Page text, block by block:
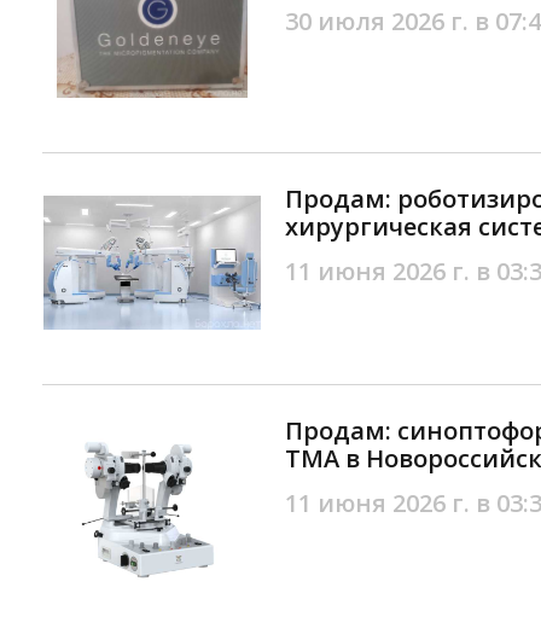
30 июля 2026 г. в
Продам:
хирургическая
11 июня 2026 г. в
Продам: синоптофор
TМA в
11 июня 2026 г. в